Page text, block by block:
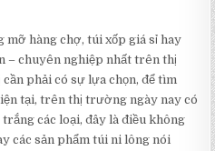
hàng chợ, túi xốp giá sỉ hay
– chuyên nghiệp nhất trên thị
phải có sự lựa chọn, để tìm
tại, trên thị trường ngày nay có
các loại, đây là điều không
các sản phẩm túi ni lông nói